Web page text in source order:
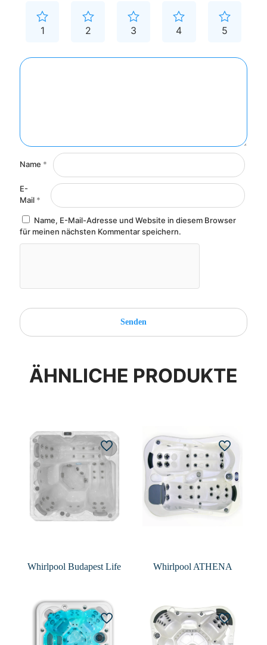
1 2 3 4 5
Name *
E-
Mail *
Name, E-Mail-Adresse und Website in diesem Browser
für meinen nächsten Kommentar speichern.
ÄHNLICHE PRODUKTE
Whirlpool Budapest Life Whirlpool ATHENA